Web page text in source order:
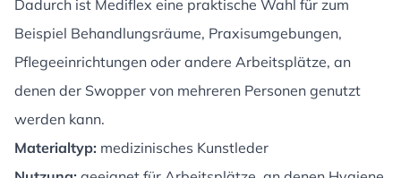
Dadurch ist Mediflex eine praktische Wahl für zum
Beispiel Behandlungsräume, Praxisumgebungen,
Pflegeeinrichtungen oder andere Arbeitsplätze, an
denen der Swopper von mehreren Personen genutzt
werden kann.
Materialtyp: medizinisches Kunstleder